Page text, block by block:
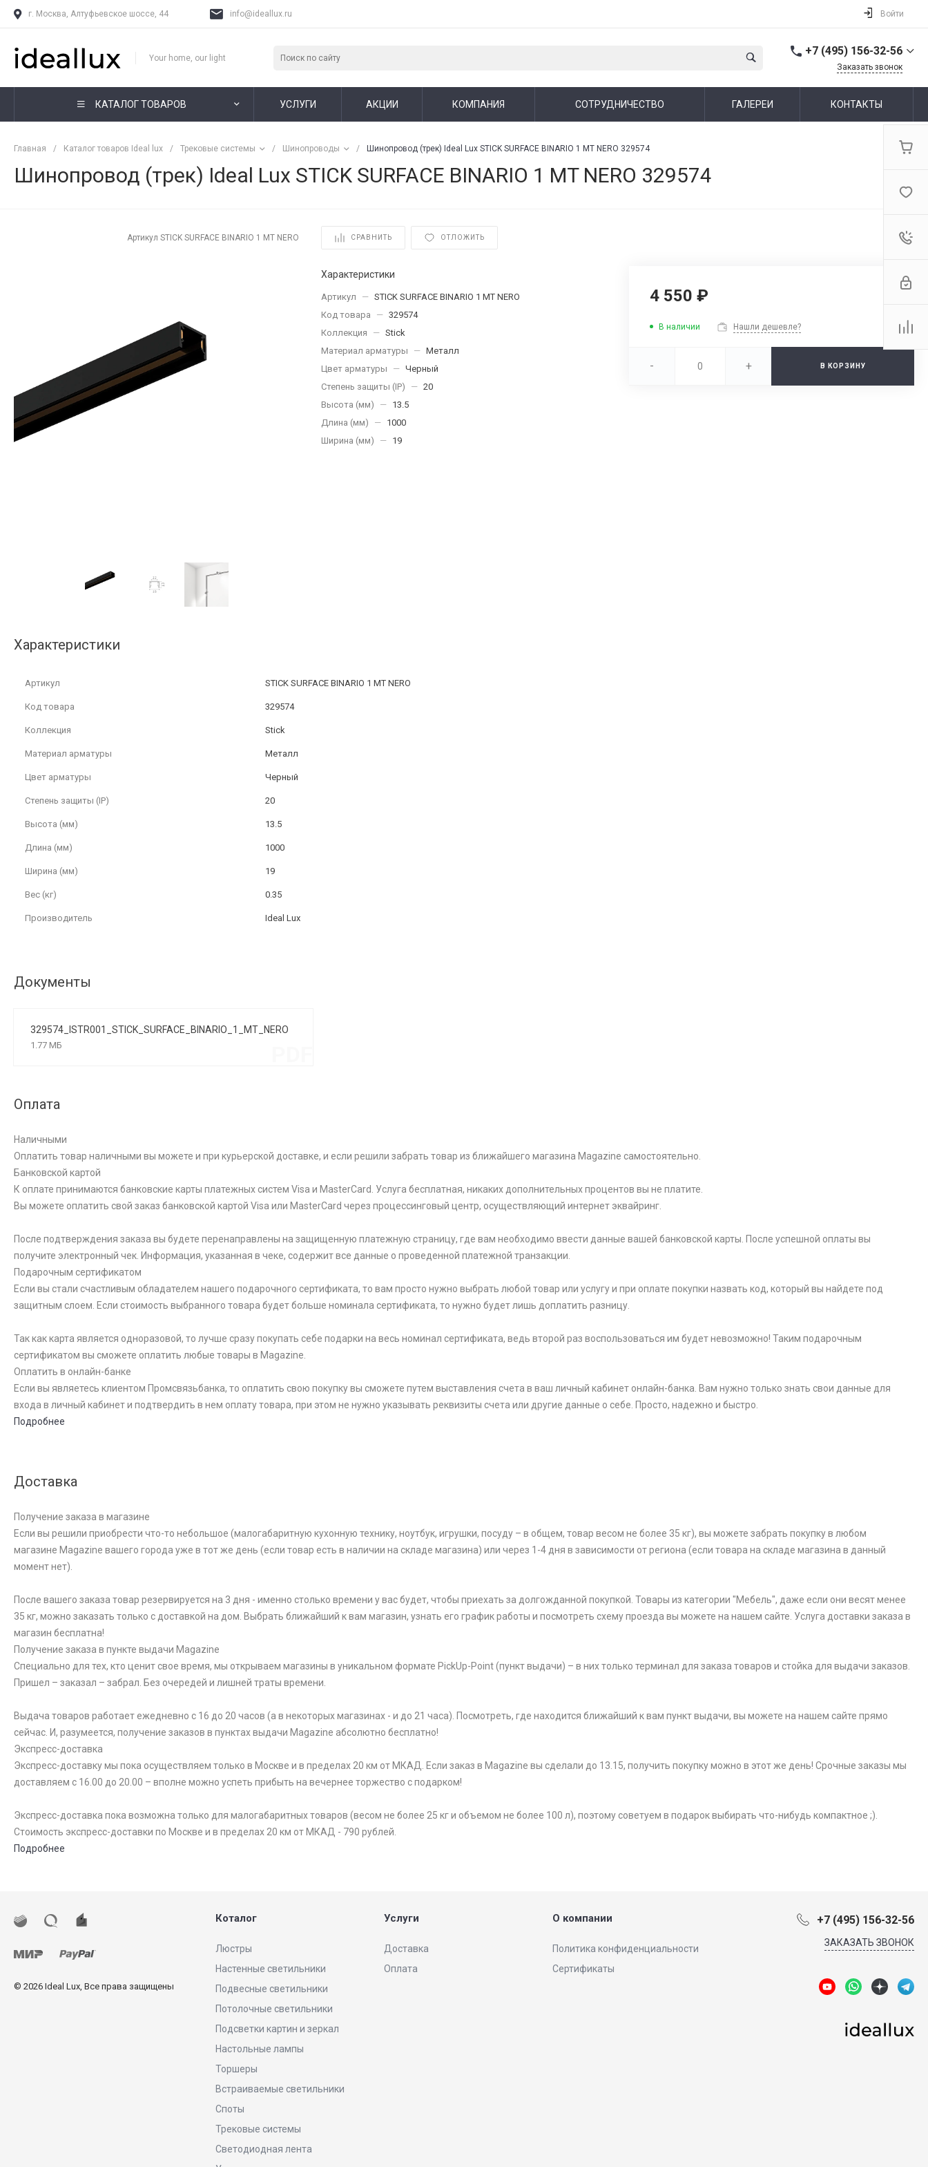
г. Москва, Алтуфьевское шоссе, 44 info@ideallux.ru Войти
Your home, our light
+7 (495) 156-32-56
г. Москва,
Пн-Пт: 10:00-19:00 Cб-Вс:
Заказать звонок
КАТАЛОГ ТОВАРОВ УСЛУГИ АКЦИИ КОМПАНИЯ СОТРУДНИЧЕСТВО ГАЛЕРЕИ КОНТАКТЫ
Главная / Каталог товаров Ideal lux / Трековые системы / Шинопроводы / Шинопровод (трек) Ideal Lux STICK SURFACE BINARIO 1 MT NERO 329574
Шинопровод (трек) Ideal Lux STICK SURFACE BINARIO 1 MT NERO 329574
АртикулSTICK SURFACE BINARIO 1 MT NERO СРАВНИТЬ ОТЛОЖИТЬ
Характеристики
Артикул — STICK SURFACE BINARIO 1 MT NERO
Код товара
— 329574
Коллекция
— Stick
Материал арматуры
— Металл
Цвет арматуры
— Черный
Степень защиты (IP)
— 20
Высота (мм)
— 13.5
Длина (мм)
— 1000
Ширина (мм)
— 19
4 550 ₽
В наличии Нашли дешевле?
- + В КОРЗИНУ
Характеристики
Артикул STICK SURFACE BINARIO 1 MT NERO
Код товара 329574
Коллекция Stick
Материал арматуры Металл
Цвет арматуры Черный
Степень защиты (IP) 20
Высота (мм) 13.5
Длина (мм) 1000
Ширина (мм) 19
Вес (кг) 0.35
Производитель Ideal Lux
Документы
329574_ISTR001_STICK_SURFACE_BINARIO_1_MT_NERO
1.77 МБ
Оплата
Наличными
Оплатить товар наличными вы можете и при курьерской доставке, и если решили забрать товар из ближайшего магазина Magazine самоcтоятельно.
Банковской картой
К оплате принимаются банковские карты платежных систем Visa и MasterCard. Услуга бесплатная, никаких дополнительных процентов вы не платите.
Вы можете оплатить свой заказ банковской картой Visa или MasterCard через процессинговый центр, осуществляющий интернет эквайринг.
После подтверждения заказа вы будете перенаправлены на защищенную платежную страницу, где вам необходимо ввести данные вашей банковской карты. После успешной оплаты вы
получите электронный чек. Информация, указанная в чеке, содержит все данные о проведенной платежной транзакции.
Подарочным сертификатом
Если вы стали счастливым обладателем нашего подарочного сертификата, то вам просто нужно выбрать любой товар или услугу и при оплате покупки назвать код, который вы найдете под
защитным слоем. Если стоимость выбранного товара будет больше номинала сертификата, то нужно будет лишь доплатить разницу.
Так как карта является одноразовой, то лучше сразу покупать себе подарки на весь номинал сертификата, ведь второй раз воспользоваться им будет невозможно! Таким подарочным
сертификатом вы сможете оплатить любые товары в Magazine.
Оплатить в онлайн-банке
Если вы являетесь клиентом Промсвязьбанка, то оплатить свою покупку вы сможете путем выставления счета в ваш личный кабинет онлайн-банка. Вам нужно только знать свои данные для
входа в личный кабинет и подтвердить в нем оплату товара, при этом не нужно указывать реквизиты счета или другие данные о себе. Просто, надежно и быстро.
Подробнее
Доставка
Получение заказа в магазине
Если вы решили приобрести что-то небольшое (малогабаритную кухонную технику, ноутбук, игрушки, посуду – в общем, товар весом не более 35 кг), вы можете забрать покупку в любом
магазине Magazine вашего города уже в тот же день (если товар есть в наличии на складе магазина) или через 1-4 дня в зависимости от региона (если товара на складе магазина в данный
момент нет).
После вашего заказа товар резервируется на 3 дня - именно столько времени у вас будет, чтобы приехать за долгожданной покупкой. Товары из категории "Мебель", даже если они весят менее
35 кг, можно заказать только с доставкой на дом. Выбрать ближайший к вам магазин, узнать его график работы и посмотреть схему проезда вы можете на нашем сайте. Услуга доставки заказа в
магазин бесплатна!
Получение заказа в пункте выдачи Magazine
Специально для тех, кто ценит свое время, мы открываем магазины в уникальном формате PickUp-Point (пункт выдачи) – в них только терминал для заказа товаров и стойка для выдачи заказов.
Пришел – заказал – забрал. Без очередей и лишней траты времени.
Выдача товаров работает ежедневно с 16 до 20 часов (а в некоторых магазинах - и до 21 часа). Посмотреть, где находится ближайший к вам пункт выдачи, вы можете на нашем сайте прямо
сейчас. И, разумеется, получение заказов в пунктах выдачи Magazine абсолютно бесплатно!
Экспресс-доставка
Экспресс-доставку мы пока осуществляем только в Москве и в пределах 20 км от МКАД. Если заказ в Magazine вы сделали до 13.15, получить покупку можно в этот же день! Срочные заказы мы
доставляем с 16.00 до 20.00 – вполне можно успеть прибыть на вечернее торжество с подарком!
Экспресс-доставка пока возможна только для малогабаритных товаров (весом не более 25 кг и объемом не более 100 л), поэтому советуем в подарок выбирать что-нибудь компактное ;).
Стоимость экспресс-доставки по Москве и в пределах 20 км от МКАД - 790 рублей.
Подробнее
© 2026 Ideal Lux, Все права защищены
Коталог
Люстры
Настенные светильники
Подвесные светильники
Потолочные светильники
Подсветки картин и зеркал
Настольные лампы
Торшеры
Встраиваемые светильники
Споты
Трековые системы
Светодиодная лента
Услуги
Доставка
Оплата
О компании
Политика конфиденциальности
Сертификаты
+7 (495) 156-32-56
ЗАКАЗАТЬ ЗВОНОК